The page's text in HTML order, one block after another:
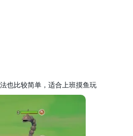
也比较简单，适合上班摸鱼玩